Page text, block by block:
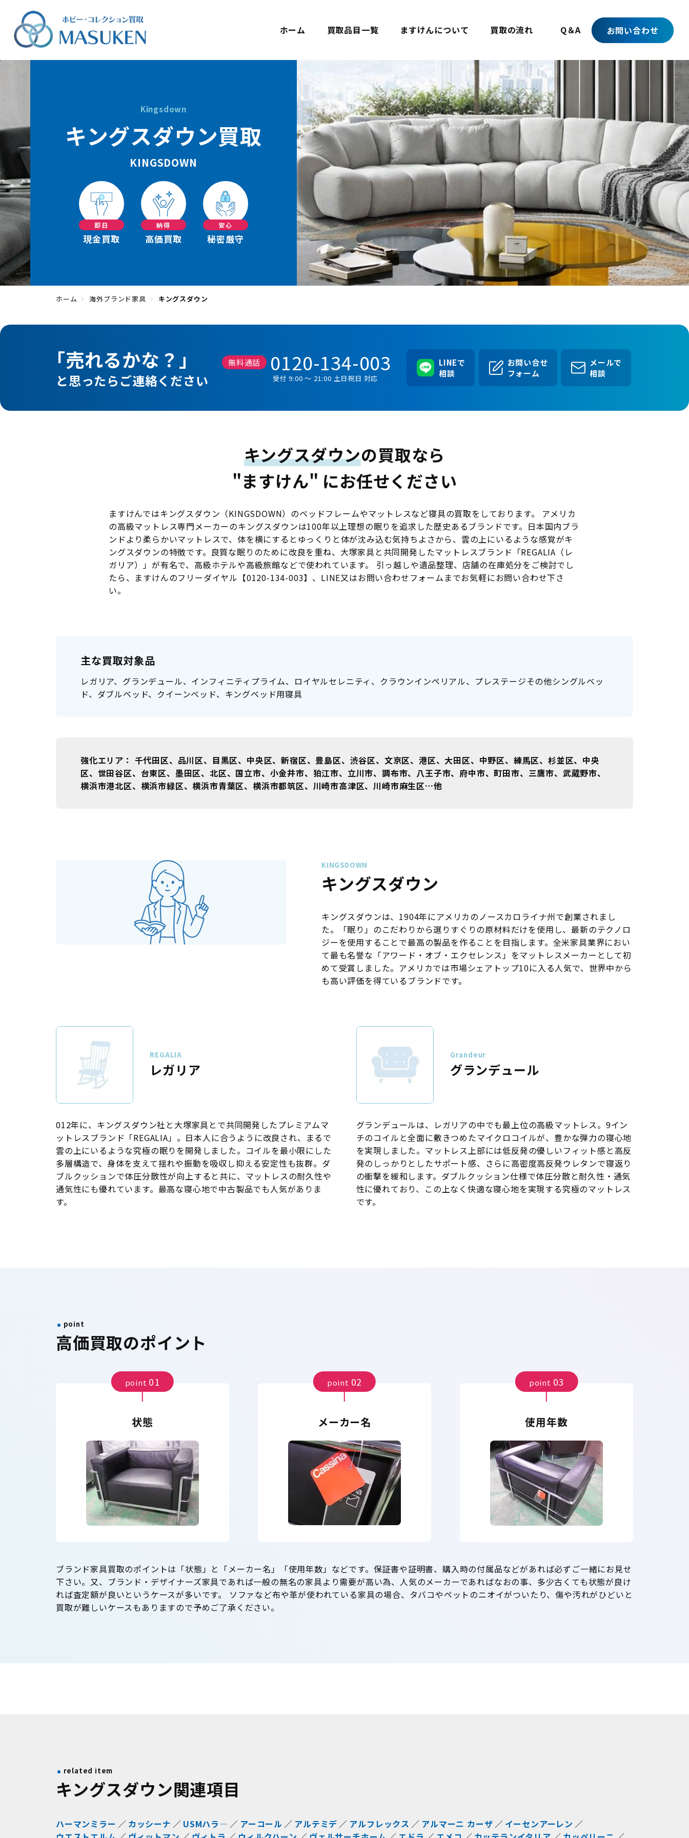
ホーム 買取品目一覧 ますけんについて 買取の流れ Q＆A お問い合わせ
Kingsdown
キングスダウン買取
KINGSDOWN
即日
現金買取
納得
高価買取
安心
秘密厳守
ホーム 海外ブランド家具 キングスダウン
「売れるかな？」
と思ったらご連絡ください
無料通話 0120-134-003
受付 9:00 ～ 21:00 土日祝日 対応
LINEで
相談
お問い合せ
フォーム
メールで
相談
キングスダウンの買取なら
"ますけん" にお任せください
ますけんではキングスダウン（KINGSDOWN）のベッドフレームやマットレスなど寝具の買取をしております。 アメリカ
の高級マットレス専門メーカーのキングスダウンは100年以上理想の眠りを追求した歴史あるブランドです。日本国内ブラ
ンドより柔らかいマットレスで、体を横にするとゆっくりと体が沈み込む気持ちよさから、雲の上にいるような感覚がキ
ングスダウンの特徴です。良質な眠りのために改良を重ね、大塚家具と共同開発したマットレスブランド「REGALIA（レ
ガリア）」が有名で、高級ホテルや高級旅館などで使われています。 引っ越しや遺品整理、店舗の在庫処分をご検討でし
たら、ますけんのフリーダイヤル【0120-134-003】、LINE又はお問い合わせフォームまでお気軽にお問い合わせ下さ
い。
主な買取対象品
レガリア、グランデュール、インフィニティプライム、ロイヤルセレニティ、クラウンインペリアル、プレステージその他シングルベッ
ド、ダブルベッド、クイーンベッド、キングベッド用寝具
強化エリア
千代田区、品川区、目黒区、中央区、新宿区、豊島区、渋谷区、文京区、港区、大田区、中野区、練馬区、杉並区、中央
区、世田谷区、台東区、墨田区、北区、国立市、小金井市、狛江市、立川市、調布市、八王子市、府中市、町田市、三鷹市、武蔵野市、
横浜市港北区、横浜市緑区、横浜市青葉区、横浜市都筑区、川崎市高津区、川崎市麻生区…他
KINGSDOWN
キングスダウン
キングスダウンは、1904年にアメリカのノースカロライナ州で創業されまし
た。「眠り」のこだわりから選りすぐりの原材料だけを使用し、最新のテクノロ
ジーを使用することで最高の製品を作ることを目指します。全米家具業界におい
て最も名誉な「アワード・オブ・エクセレンス」をマットレスメーカーとして初
めて受賞しました。アメリカでは市場シェアトップ10に入る人気で、世界中から
も高い評価を得ているブランドです。
REGALIA
レガリア
012年に、キングスダウン社と大塚家具とで共同開発したプレミアムマ
ットレスブランド「REGALIA」。日本人に合うように改良され、まるで
雲の上にいるような究極の眠りを開発しました。コイルを最小限にした
多層構造で、身体を支えて揺れや振動を吸収し抑える安定性も抜群。ダ
ブルクッションで体圧分散性が向上すると共に、マットレスの耐久性や
通気性にも優れています。最高な寝心地で中古製品でも人気がありま
す。
Grandeur
グランデュール
グランデュールは、レガリアの中でも最上位の高級マットレス。9イン
チのコイルと全面に敷きつめたマイクロコイルが、豊かな弾力の寝心地
を実現しました。マットレス上部には低反発の優しいフィット感と高反
発のしっかりとしたサポート感、さらに高密度高反発ウレタンで寝返り
の衝撃を緩和します。ダブルクッション仕様で体圧分散と耐久性・通気
性に優れており、この上なく快適な寝心地を実現する究極のマットレス
です。
point
高価買取のポイント
point 01
状態
point 02
メーカー名
point 03
使用年数
ブランド家具買取のポイントは「状態」と「メーカー名」「使用年数」などです。保証書や証明書、購入時の付属品などがあれば必ずご一緒にお見せ
下さい。又、ブランド・デザイナーズ家具であれば一般の無名の家具より需要が高い為、人気のメーカーであればなおの事、多少古くても状態が良け
れば査定額が良いというケースが多いです。 ソファなど布や革が使われている家具の場合、タバコやペットのニオイがついたり、傷や汚れがひどいと
買取が難しいケースもありますので予めご了承ください。
related item
キングスダウン関連項目
ハーマンミラー カッシーナ USMハラ― アーコール アルテミデ アルフレックス アルマーニ カーザ
イーセンアーレン